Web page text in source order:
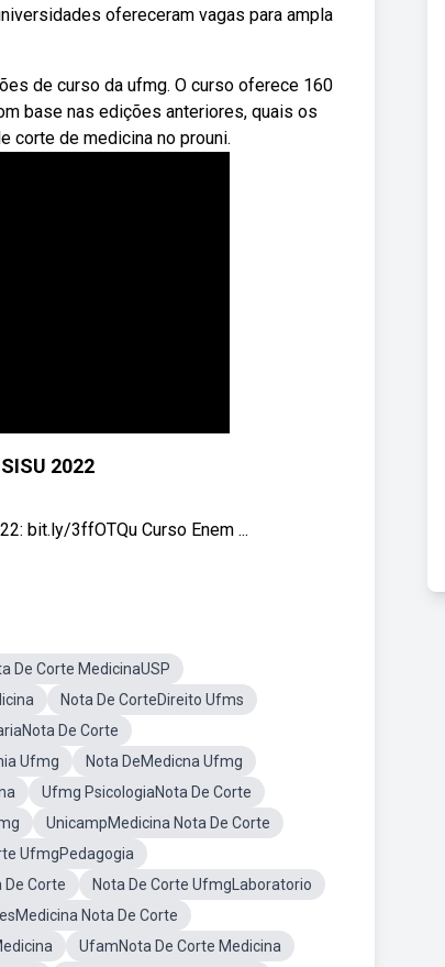
ofereceram vagas para ampla
de curso da ufmg. O curso oferece 160
base nas edições anteriores, quais os
corte de medicina no prouni.
2022
bit.ly/3ffOTQu Curso Enem ...
De Corte MedicinaUSP
Nota De CorteDireito Ufms
De Corte
Ufmg
Nota DeMedicna Ufmg
Ufmg PsicologiaNota De Corte
UnicampMedicina Nota De Corte
UfmgPedagogia
De Corte
Nota De Corte UfmgLaboratorio
Nota De Corte
UfamNota De Corte Medicina